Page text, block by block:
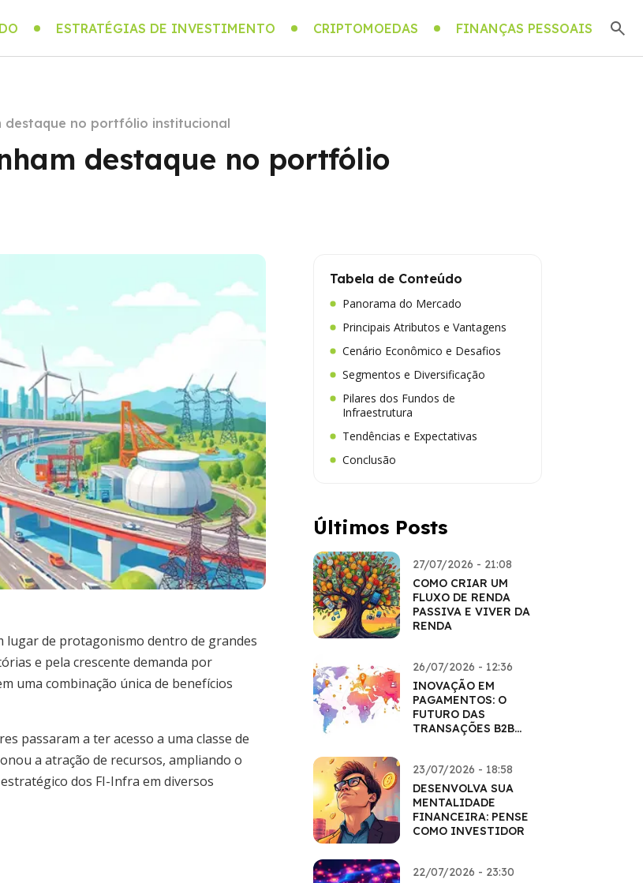
ESTRATÉGIAS DE INVESTIMENTO CRIPTOMOEDAS FINANÇAS PESSOAIS
destaque no portfólio institucional
destaque no portfólio
de protagonismo dentro de grandes
e pela crescente demanda por
uma combinação única de benefícios
passaram a ter acesso a uma classe de
a atração de recursos, ampliando o
dos FI-Infra em diversos
Tabela de Conteúdo
Panorama do Mercado
Principais Atributos e Vantagens
Cenário Econômico e Desafios
Segmentos e Diversificação
Pilares dos Fundos de
Infraestrutura
Tendências e Expectativas
Conclusão
Últimos Posts
27/07/2026 - 21:08
COMO CRIAR UM
FLUXO DE RENDA
PASSIVA E VIVER DA
RENDA
26/07/2026 - 12:36
INOVAÇÃO EM
PAGAMENTOS: O
FUTURO DAS
TRANSAÇÕES B2B
23/07/2026 - 18:58
DESENVOLVA SUA
MENTALIDADE
FINANCEIRA: PENSE
COMO INVESTIDOR
22/07/2026 - 23:30